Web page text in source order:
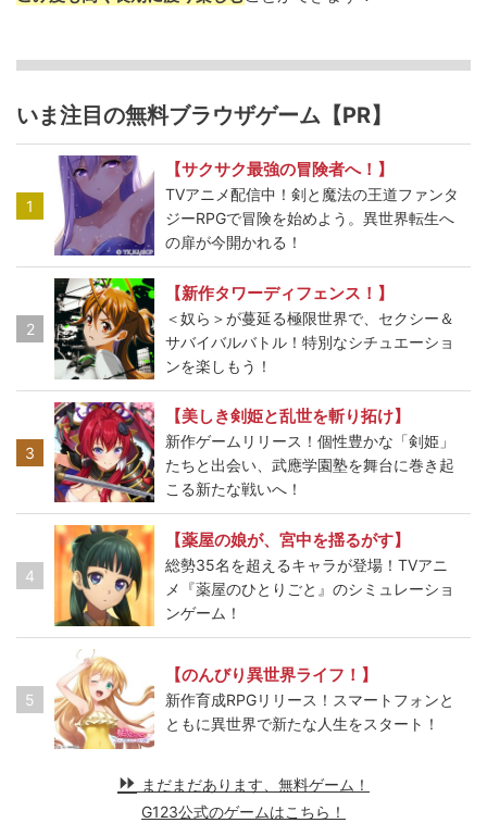
いま注目の無料ブラウザゲーム【PR】
1
【サクサク最強の冒険者へ！】
TVアニメ配信中！剣と魔法の王道ファンタ
ジーRPGで冒険を始めよう。異世界転生へ
の扉が今開かれる！
2
【新作タワーディフェンス！】
＜奴ら＞が蔓延る極限世界で、セクシー＆
サバイバルバトル！特別なシチュエーショ
ンを楽しもう！
3
【美しき剣姫と乱世を斬り拓け】
新作ゲームリリース！個性豊かな「剣姫」
たちと出会い、武應学園塾を舞台に巻き起
こる新たな戦いへ！
4
【薬屋の娘が、宮中を揺るがす】
総勢35名を超えるキャラが登場！TVアニ
メ『薬屋のひとりごと』のシミュレーショ
ンゲーム！
5
【のんびり異世界ライフ！】
新作育成RPGリリース！スマートフォンと
ともに異世界で新たな人生をスタート！
まだまだあります、無料ゲーム！
G123公式のゲームはこちら！